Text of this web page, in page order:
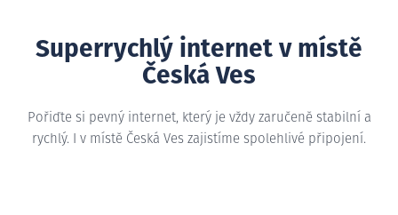
Superrychlý internet v místě
Česká Ves
Pořiďte si pevný internet, který je vždy zaručeně stabilní a
rychlý. I v místě Česká Ves zajistíme spolehlivé připojení.